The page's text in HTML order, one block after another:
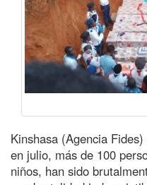
Kinshasa (Agencia
en julio, más de 100
niños, han sido